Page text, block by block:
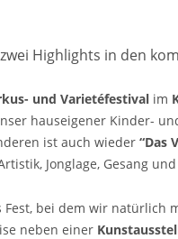
Highlights in den
und Varietéfestivalim
hauseigener Kinder-
ist auch wieder “Das
Jonglage, Gesang
Fest, bei dem wir natürlich
neben einer